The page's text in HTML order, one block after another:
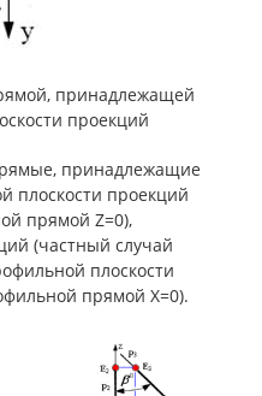
принадлежащей
проекций
принадлежащие
плоскости проекций
прямой Z=0),
(частный случай
плоскости
прямой Х=0).